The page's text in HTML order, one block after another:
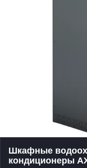
Шкафные
кондиционеры